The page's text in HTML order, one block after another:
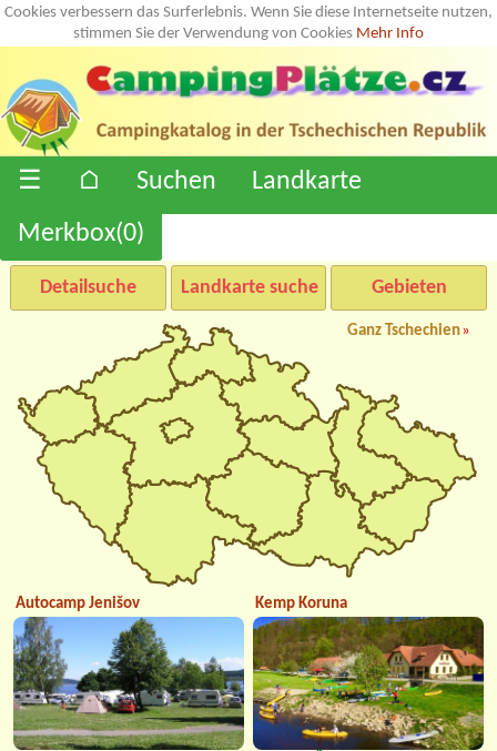
Cookies verbessern das Surferlebnis. Wenn Sie diese Internetseite nutzen,
stimmen Sie der Verwendung von Cookies Mehr Info
☰ ⌂ Suchen
Landkarte
Merkbox(0)
Detailsuche Landkarte suche Gebieten
Ganz Tschechien»
Autocamp Jenišov Kemp Koruna